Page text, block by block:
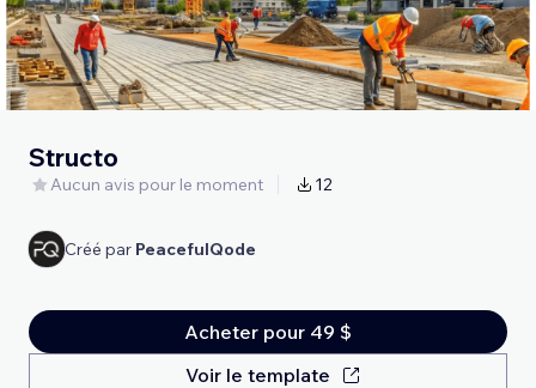
Structo
Aucun avis pour le moment 12
Créé par PeacefulQode
Acheter pour 49 $
Voir le template